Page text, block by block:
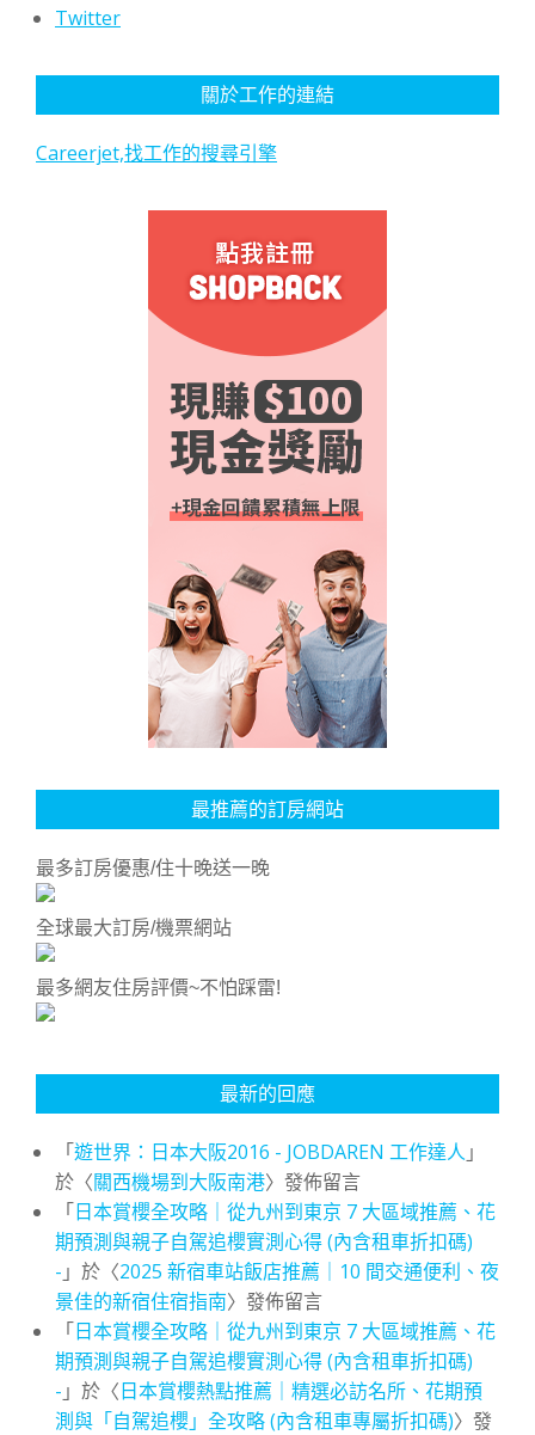
Twitter
關於工作的連結
Careerjet,找工作的搜尋引擎
最推薦的訂房網站
最多訂房優惠/住十晚送一晚
全球最大訂房/機票網站
最多網友住房評價~不怕踩雷!
最新的回應
「遊世界：日本大阪2016 - JOBDAREN 工作達人 」
於〈關西機場到大阪南港〉發佈留言
「日本賞櫻全攻略｜從九州到東京 7 大區域推薦、花
期預測與親子自駕追櫻實測心得 (內含租車折扣碼)
- 」於〈2025 新宿車站飯店推薦｜10 間交通便利、夜
景佳的新宿住宿指南〉發佈留言
「日本賞櫻全攻略｜從九州到東京 7 大區域推薦、花
期預測與親子自駕追櫻實測心得 (內含租車折扣碼)
- 」於〈日本賞櫻熱點推薦｜精選必訪名所、花期預
測與「自駕追櫻」全攻略 (內含租車專屬折扣碼)〉發